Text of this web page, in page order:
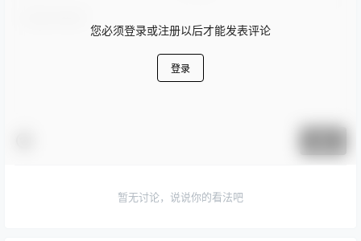
您必须登录或注册以后才能发表评论
登录
暂无讨论，说说你的看法吧